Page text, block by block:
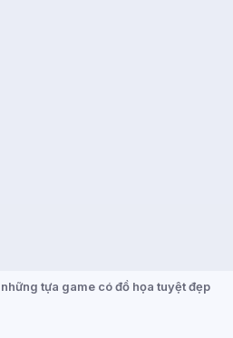
tựa game có đồ họa tuyệt đẹp